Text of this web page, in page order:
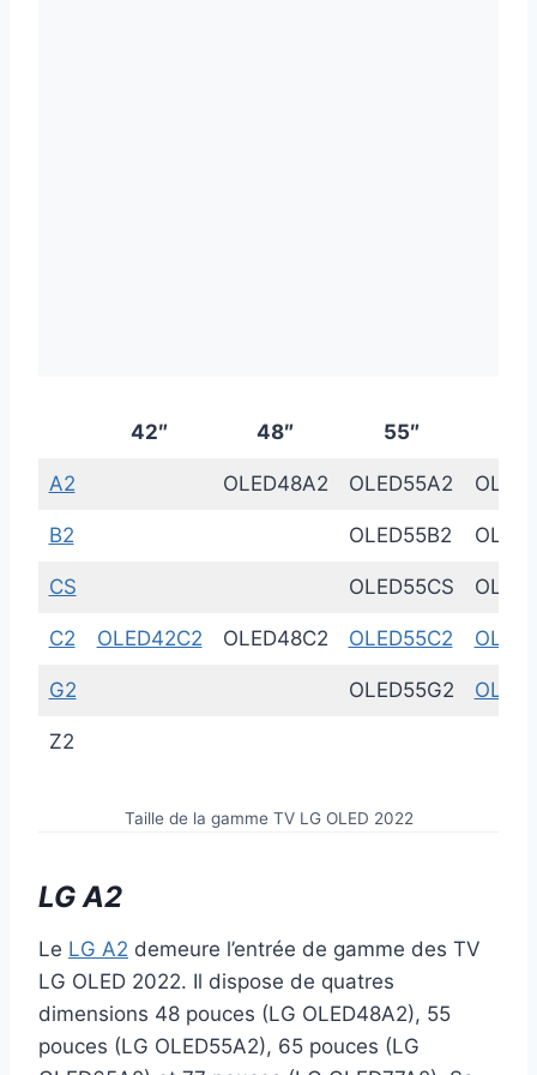
42″ 48″ 55″
A2 OLED48A2 OLED55A2
B2 OLED55B2
CS OLED55CS
C2 OLED42C2 OLED48C2 OLED55C2
G2 OLED55G2
Z2
Taille de la gamme TV LG OLED 2022
LG A2
Le LG A2 demeure l’entrée de gamme des TV
LG OLED 2022. Il dispose de quatres
dimensions 48 pouces (LG OLED48A2), 55
pouces (LG OLED55A2), 65 pouces (LG